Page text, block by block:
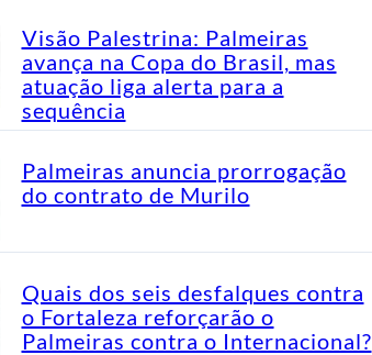
Visão Palestrina: Palmeiras
avança na Copa do Brasil, mas
atuação liga alerta para a
sequência
Palmeiras anuncia prorrogação
do contrato de Murilo
Quais dos seis desfalques contra
o Fortaleza reforçarão o
Palmeiras contra o Internacional?